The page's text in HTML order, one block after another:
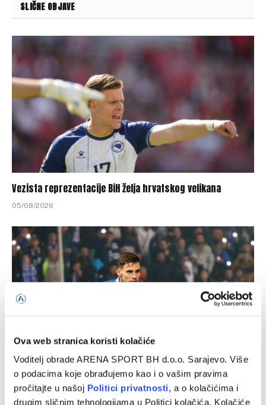
Ova web stranica koristi kolačiće
Voditelj obrade ARENA SPORT BH d.o.o. Sarajevo. Više
o podacima koje obrađujemo kao i o vašim pravima
pročitajte u našoj Politici privatnosti, a o kolačićima i
drugim sličnim tehnologijama u Politici kolačića. Kolačiće
SLIČNE OBJAVE
Vezista reprezentacije BiH želja hrvatskog velikana
05/08/2026
Bivši fudbaler Željezničara nakon sedam mjeseci pauze
pronašao novi angažman